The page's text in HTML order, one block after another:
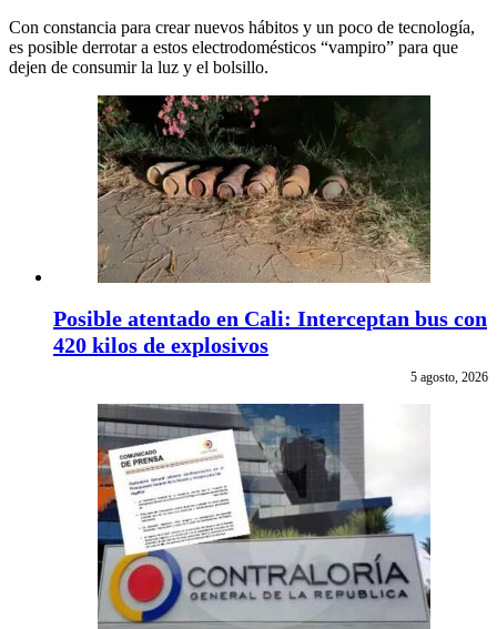
Con constancia para crear nuevos hábitos y un poco de tecnología,
es posible derrotar a estos electrodomésticos “vampiro” para que
dejen de consumir la luz y el bolsillo.
Posible atentado en Cali: Interceptan bus con
420 kilos de explosivos
5 agosto, 2026